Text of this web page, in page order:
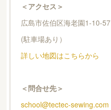
＜アクセス＞
広島市佐伯区海老園1-10-57
(駐車場あり）
詳しい地図はこちらから
＜問合せ先＞
school@tectec-sewing.com